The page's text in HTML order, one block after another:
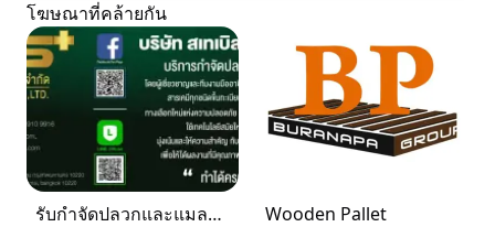
โฆษณาที่คล้ายกัน
รับกำจัดปลวกและแมลง ในราคาเริ่มเพียง 3,500 บาท
Wooden Pallet